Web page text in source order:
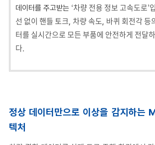
데이터를 주고받는 ‘차량 전용 정보 고속도로’
선 없이 핸들 토크, 차량 속도, 바퀴 회전각 등
터를 실시간으로 모든 부품에 안전하게 전달
다.
정상 데이터만으로 이상을 감지하는
텍처